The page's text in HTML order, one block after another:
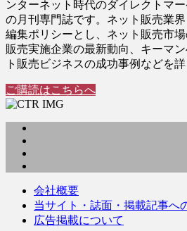
ンターネット時代のダイレクトマ
の月刊専門誌です。ネット販売業
編集ポリシーとし、ネット販売市
販売実施企業の最新動向、キーマ
ト販売ビジネスの成功事例などを
ご購読はこちらへ
会社概要
当サイト・誌面・掲載記事へ
広告掲載について